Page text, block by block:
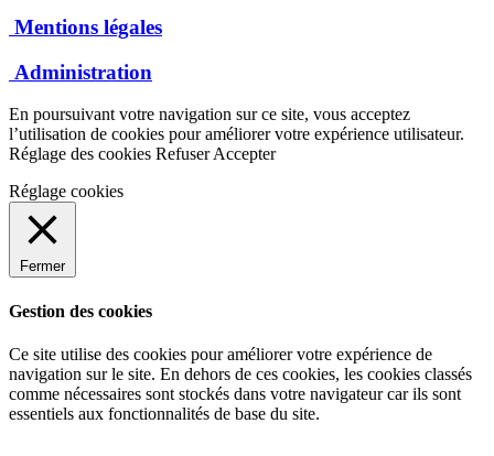
Mentions légales
Administration
En poursuivant votre navigation sur ce site, vous acceptez
l’utilisation de cookies pour améliorer votre expérience utilisateur.
Réglage des cookies Refuser Accepter
Réglage cookies
Fermer
Gestion des cookies
Ce site utilise des cookies pour améliorer votre expérience de
navigation sur le site. En dehors de ces cookies, les cookies classés
comme nécessaires sont stockés dans votre navigateur car ils sont
essentiels aux fonctionnalités de base du site.